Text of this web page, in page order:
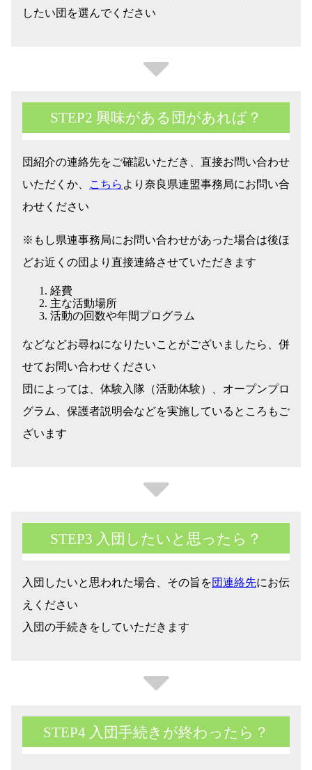
したい団を選んでください
STEP2 興味がある団があれば？
団紹介の連絡先をご確認いただき、直接お問い合わせ
いただくか、
こちら より奈良県連盟事務局にお問い合
わせください
※もし県連事務局にお問い合わせがあった場合は後ほ
どお近くの団より直接連絡させていただきます
経費
主な活動場所
活動の回数や年間プログラム
などなどお尋ねになりたいことがございましたら、併
せてお問い合わせください
団によっては、体験入隊（活動体験）、オープンプロ
グラム、保護者説明会などを実施しているところもご
ざいます
STEP3 入団したいと思ったら？
入団したいと思われた場合、その旨を団連絡先にお伝
えください
入団の手続きをしていただきます
STEP4 入団手続きが終わったら？